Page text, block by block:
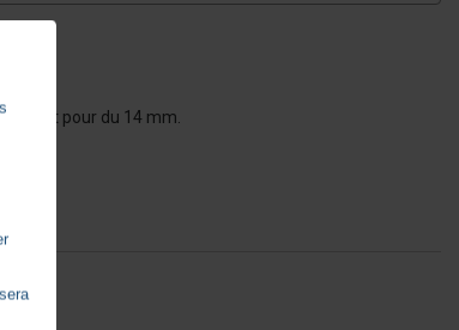
plutôt pour du 14 mm.